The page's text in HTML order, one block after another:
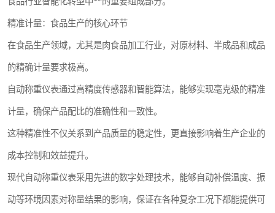
精准计量：食品生产的核心环节
在食品生产领域，尤其是肉食品加工行业，对原材料、半成品和成品
的精确计量要求极高。
自动称重仪表通过高精度传感器和智能算法，能够实现毫克级的精准
计量，确保产品配比的准确性和一致性。
这种精准性不仅关系到产品质量的稳定性，更直接影响着生产企业的
成本控制和效益提升。
现代自动称重仪表采用先进的数字处理技术，能够自动补偿温度、振
动等环境因素对称量结果的影响，保证在各种复杂工况下都能提供可